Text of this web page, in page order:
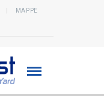
MAPPE